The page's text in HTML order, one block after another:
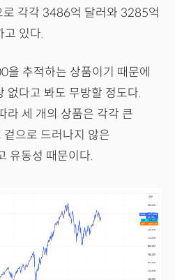
로 각각 3486억 달러와 3285억
고 있다.
을 추적하는 상품이기 때문에
없다고 봐도 무방할 정도다.
라 세 개의 상품은 각각 큰
겉으로 드러나지 않은
유동성 때문이다.